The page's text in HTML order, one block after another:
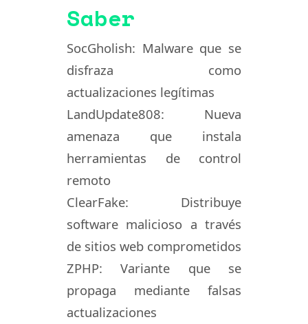
Saber
SocGholish: Malware que se
disfraza como
actualizaciones legítimas
LandUpdate808: Nueva
amenaza que instala
herramientas de control
remoto
ClearFake: Distribuye
software malicioso a través
de sitios web comprometidos
ZPHP: Variante que se
propaga mediante falsas
actualizaciones